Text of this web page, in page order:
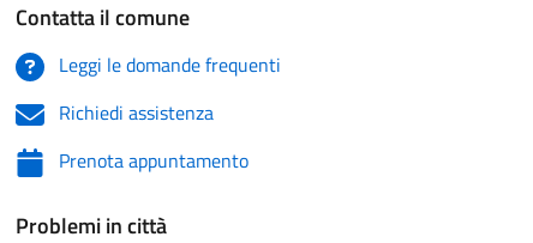
Contatta il comune
Leggi le domande frequenti
Richiedi assistenza
Prenota appuntamento
Problemi in città